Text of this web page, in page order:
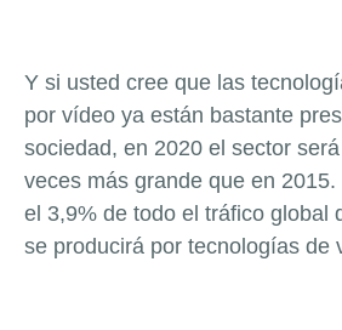
Y si usted cree que las
por vídeo ya están bastante
sociedad, en 2020 el sector
veces más grande que en
el 3,9% de todo el tráfico global
se producirá por tecnologías de